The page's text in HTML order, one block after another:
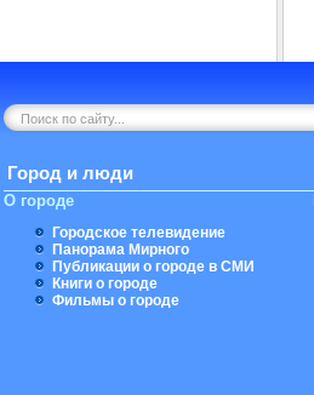
Город и люди
О городе
Городское телевидение
Панорама Мирного
Публикации о городе в СМИ
Книги о городе
Фильмы о городе